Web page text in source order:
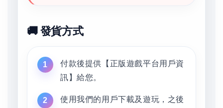
🚚 發貨方式
付款後提供【正版遊戲平台用戶資
訊】給您。
使用我們的用戶下載及遊玩，之後